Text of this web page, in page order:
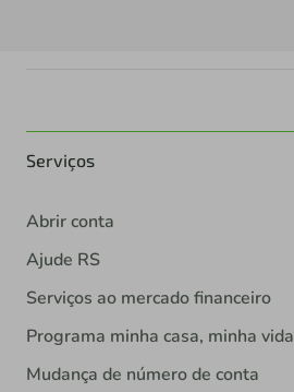
Serviços
Abrir conta
Ajude RS
Serviços ao mercado financeiro
Programa minha casa, minha vida
Mudança de número de conta